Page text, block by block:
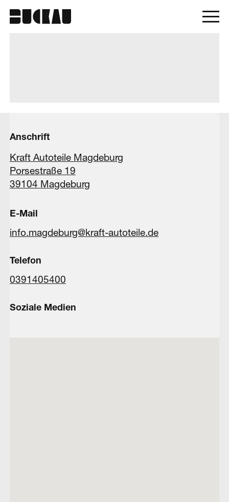
Anschrift
Kraft Autoteile Magdeburg
Porsestraße 19
39104 Magdeburg
E-Mail
info.magdeburg@kraft-autoteile.de
Telefon
0391405400
Soziale Medien